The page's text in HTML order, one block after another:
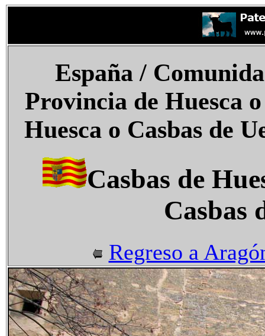
España /
Provincia de Huesca
Huesca o Casbas de
Casbas de
Casbas
Regreso a